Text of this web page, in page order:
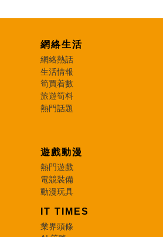
網絡生活
網絡熱話
生活情報
筍買着數
旅遊筍料
熱門話題
遊戲動漫
熱門遊戲
電競裝備
動漫玩具
IT TIMES
業界頭條